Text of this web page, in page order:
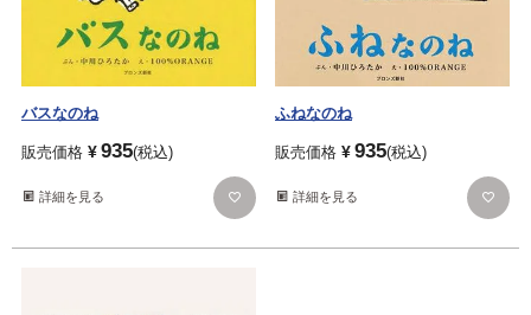
バスなのね
販売価格 ¥935 税込
詳細を見る
ふねなのね
販売価格 ¥935 税込
詳細を見る